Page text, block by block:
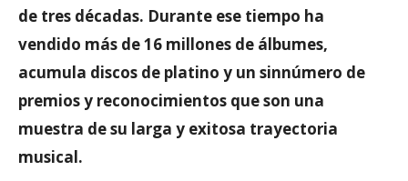
de tres décadas. Durante ese tiempo ha
vendido más de 16 millones de álbumes,
acumula discos de platino y un sinnúmero de
premios y reconocimientos que son una
muestra de su larga y exitosa trayectoria
musical.